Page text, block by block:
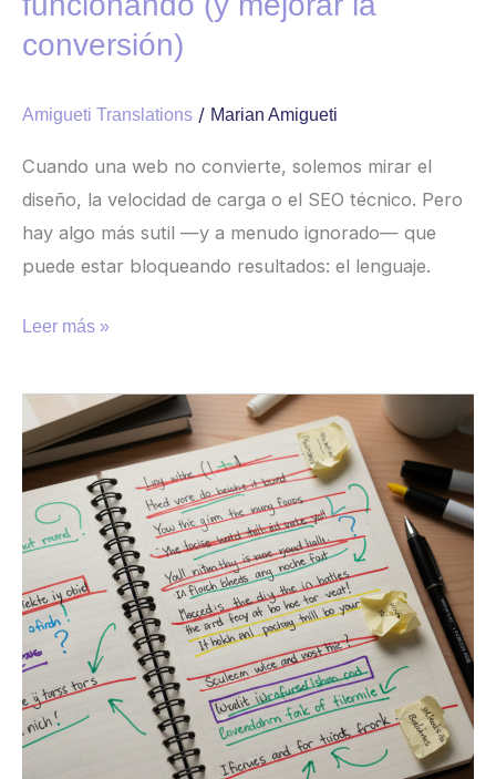
conversión)
Amigueti Translations / Marian Amigueti
Cuando una web no convierte, solemos mirar el
diseño, la velocidad de carga o el SEO técnico. Pero
hay algo más sutil —y a menudo ignorado— que
puede estar bloqueando resultados: el lenguaje.
Leer más »
Cómo
crear
mensajes
que
suenen
ti
conecten
con
clientes